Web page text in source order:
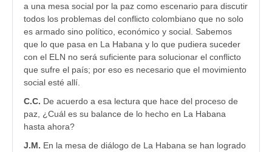
a una mesa social por la paz como escenario para discutir
todos los problemas del conflicto colombiano que no solo
es armado sino político, económico y social. Sabemos
que lo que pasa en La Habana y lo que pudiera suceder
con el ELN no será suficiente para solucionar el conflicto
que sufre el país; por eso es necesario que el movimiento
social esté allí.
C.C. De acuerdo a esa lectura que hace del proceso de
paz, ¿Cuál es su balance de lo hecho en La Habana
hasta ahora?
J.M. En la mesa de diálogo de La Habana se han logrado